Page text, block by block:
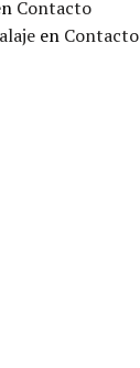
Contacto
en Contacto